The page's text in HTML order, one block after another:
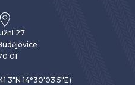
27
01
14°30'03.5"E)